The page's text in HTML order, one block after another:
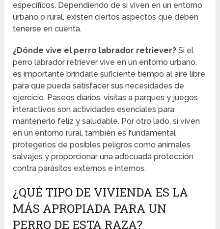
específicos. Dependiendo de si viven en un entorno
urbano o rural, existen ciertos aspectos que deben
tenerse en cuenta.
¿Dónde vive el perro labrador retriever? Si el
perro labrador retriever vive en un entorno urbano,
es importante brindarle suficiente tiempo al aire libre
para que pueda satisfacer sus necesidades de
ejercicio. Paseos diarios, visitas a parques y juegos
interactivos son actividades esenciales para
mantenerlo feliz y saludable. Por otro lado, si viven
en un entorno rural, también es fundamental
protegerlos de posibles peligros como animales
salvajes y proporcionar una adecuada protección
contra parásitos externos e internos.
¿QUÉ TIPO DE VIVIENDA ES LA
MÁS APROPIADA PARA UN
PERRO DE ESTA RAZA?